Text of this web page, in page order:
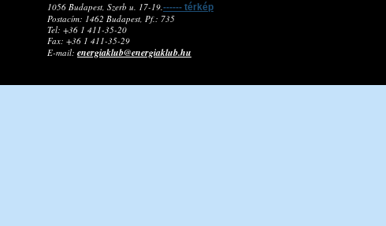
1056 Budapest, Szerb u. 17-19.------ térkép
Postacím: 1462 Budapest, Pf.: 735
Tel: +36 1 411-35-20
Fax: +36 1 411-35-29
E-mail: energiaklub@energiaklub.hu